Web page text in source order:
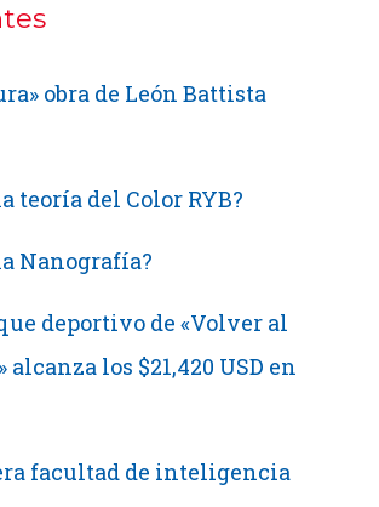
obra de León Battista
teoría del Color RYB?
Nanografía?
deportivo de «Volver al
los $21,420 USD en
facultad de inteligencia